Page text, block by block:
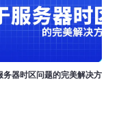
务器时区问题的完美解决方